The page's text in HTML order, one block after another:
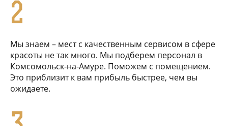
2
Мы знаем – мест с качественным сервисом в сфере
красоты не так много. Мы подберем персонал в
Комсомольск-на-Амуре. Поможем с помещением.
Это приблизит к вам прибыль быстрее, чем вы
ожидаете.